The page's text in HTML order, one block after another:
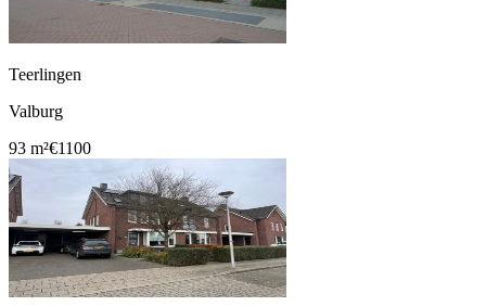
Teerlingen
Valburg
93 m²€1100